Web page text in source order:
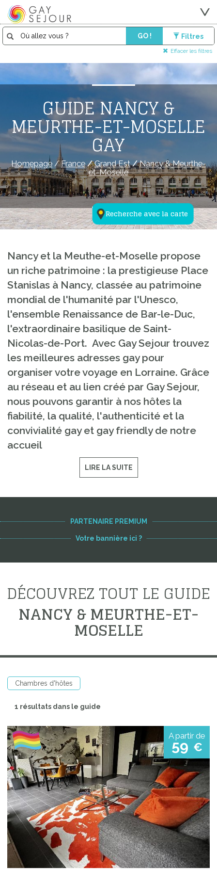
GO ! Filtres
Effacer les filtres
Recherche avec la carte
GUIDE NANCY &
MEURTHE-ET-MOSELLE
GAY
Homepage /France/Grand Est/Nancy & Meurthe-
et-Moselle
Nancy et la Meuthe-et-Moselle propose
un riche patrimoine : la prestigieuse Place
Stanislas à Nancy, classée au patrimoine
mondial de l'humanité par l'Unesco,
l'ensemble Renaissance de Bar-le-Duc,
l'extraordinaire basilique de Saint-
Nicolas-de-Port. Avec Gay Sejour trouvez
les meilleures adresses gay pour
organiser votre voyage en Lorraine. Grâce
au réseau et au lien créé par Gay Sejour,
nous pouvons garantir à nos hôtes la
fiabilité, la qualité, l'authenticité et la
convivialité gay et gay friendly de notre
accueil
LIRE LA SUITE
PARTENAIRE PREMIUM
Votre bannière ici ?
DÉCOUVREZ TOUT LE GUIDE
NANCY & MEURTHE-ET-
MOSELLE
Chambres d'hôtes
1 résultats dans le guide
A partir de
59 €